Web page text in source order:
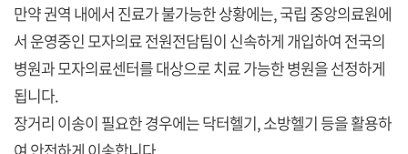
만약 권역 내에서 진료가 불가능한 상황에는, 국립 중앙의료원에
서 운영중인 모자의료 전원전담팀이 신속하게 개입하여 전국의
병원과 모자의료센터를 대상으로 치료 가능한 병원을 선정하게
됩니다.
장거리 이송이 필요한 경우에는 닥터헬기, 소방헬기 등을 활용하